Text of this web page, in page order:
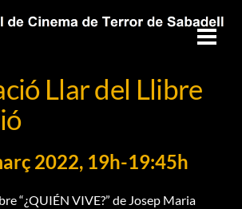
Llar del Llibre
2022, 19h-19:45h
“¿QUIÉN VIVE?” de Josep Maria